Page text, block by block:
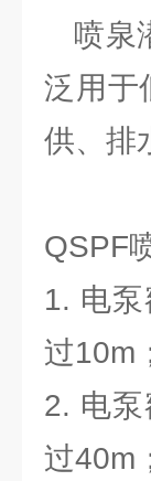
喷泉
泛用于
供、排
QSPF
1. 电
过10m
2. 电
过40m